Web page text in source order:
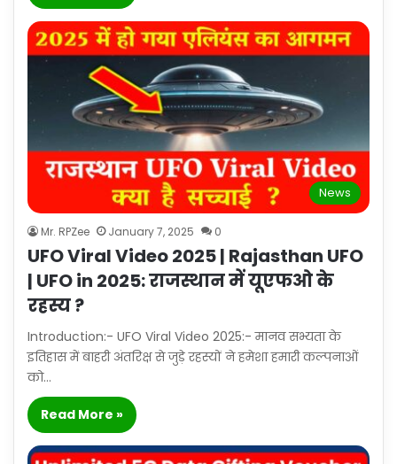
News
Mr. RPZee January 7, 2025 0
UFO Viral Video 2025 | Rajasthan UFO
| UFO in 2025: राजस्थान में यूएफओ के
रहस्य ?
Introduction:- UFO Viral Video 2025:- मानव सभ्यता के
इतिहास में बाहरी अंतरिक्ष से जुड़े रहस्यों ने हमेशा हमारी कल्पनाओं
को…
Read More »